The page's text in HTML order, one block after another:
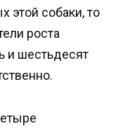
этой собаки, то
роста
и шестьдесят